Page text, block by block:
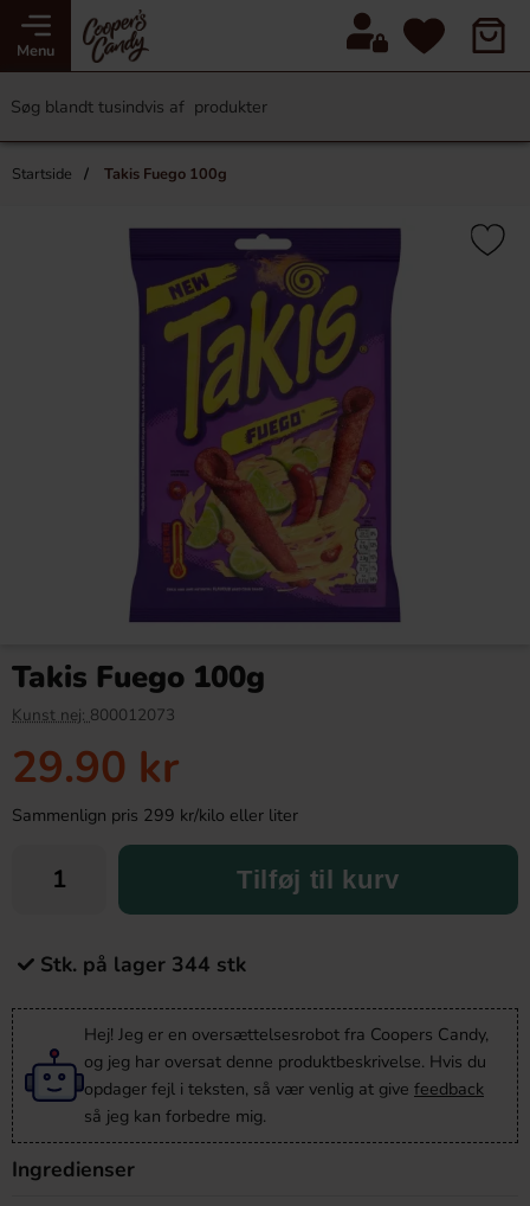
Menu
Startside Takis Fuego 100g
Takis Fuego 100g
Kunst nej: 800012073
29.90 kr
Sammenlign pris 299 kr/kilo eller liter
Tilføj til kurv
Stk. på lager 344 stk
Hej! Jeg er en oversættelsesrobot fra Coopers Candy,
og jeg har oversat denne produktbeskrivelse. Hvis du
opdager fejl i teksten, så vær venlig at give feedback
så jeg kan forbedre mig.
Ingredienser